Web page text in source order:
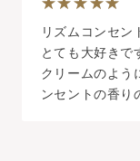
リズムコンセン
とても大好きで
クリームのよう
ンセントの香り